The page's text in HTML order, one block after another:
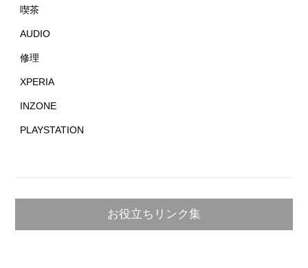
喫茶
AUDIO
修理
XPERIA
INZONE
PLAYSTATION
お役立ちリンク集